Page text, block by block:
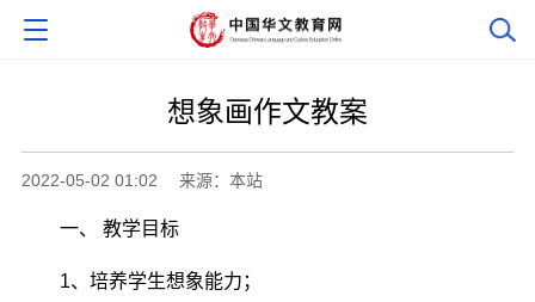
想象画作文教案
2022-05-02 01:02 来源：本站
一、 教学目标
1、培养学生想象能力；